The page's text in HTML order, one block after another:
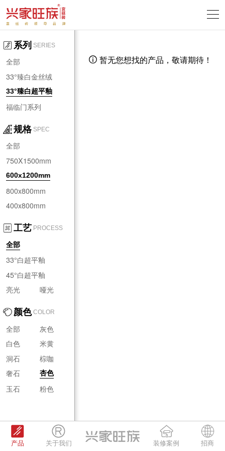
系列 SERIES
全部
33°臻白金丝绒
33°臻白超平釉
福临门系列
规格 SPEC
全部
750X1500mm
600x1200mm
800x800mm
400x800mm
工艺 PROCESS
全部
33°白超平釉
45°白超平釉
亮光
哑光
颜色 COLOR
全部
灰色
白色
米黄
洞石
棕咖
奢石
杏色
玉石 粉色
 暂无您想找的产品，敬请期待！
产品 关于我们 装修案例 招商